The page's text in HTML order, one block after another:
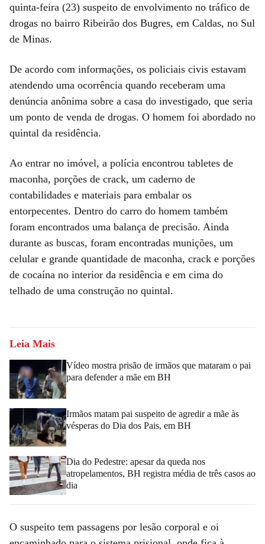
quinta-feira (23) suspeito de envolvimento no tráfico de
drogas no bairro Ribeirão dos Bugres, em Caldas, no Sul
de Minas.
De acordo com informações, os policiais civis estavam
atendendo uma ocorrência quando receberam uma
denúncia anônima sobre a casa do investigado, que seria
um ponto de venda de drogas. O homem foi abordado no
quintal da residência.
Ao entrar no imóvel, a polícia encontrou tabletes de
maconha, porções de crack, um caderno de
contabilidades e materiais para embalar os
entorpecentes. Dentro do carro do homem também
foram encontrados uma balança de precisão. Ainda
durante as buscas, foram encontradas munições, um
celular e grande quantidade de maconha, crack e porções
de cocaína no interior da residência e em cima do
telhado de uma construção no quintal.
Leia Mais
Vídeo mostra prisão de irmãos que mataram o pai
para defender a mãe em BH
Irmãos matam pai suspeito de agredir a mãe às
vésperas do Dia dos Pais, em BH
Dia do Pedestre: apesar da queda nos
atropelamentos, BH registra média de três casos ao
dia
O suspeito tem passagens por lesão corporal e oi